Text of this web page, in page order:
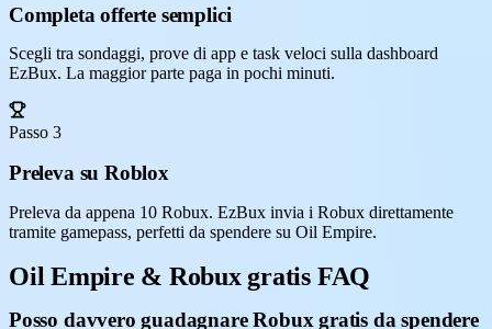
Completa offerte semplici
Scegli tra sondaggi, prove di app e task veloci sulla dashboard
EzBux. La maggior parte paga in pochi minuti.
Passo 3
Preleva su Roblox
Preleva da appena 10 Robux. EzBux invia i Robux direttamente
tramite gamepass, perfetti da spendere su Oil Empire.
Oil Empire & Robux gratis FAQ
Posso davvero guadagnare Robux gratis da spendere